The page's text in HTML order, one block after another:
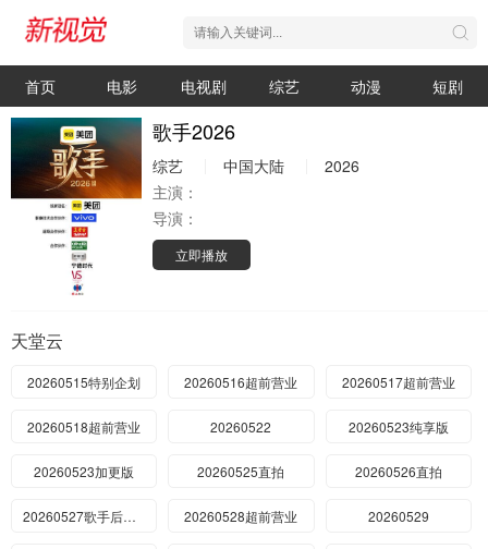
首页 电影 电视剧 综艺 动漫 短剧
歌手2026
综艺 中国大陆
2026
主演：
导演：
立即播放
天堂云
20260515特别企划 20260516超前营业 20260517超前营业
20260518超前营业 20260522 20260523纯享版
20260523加更版 20260525直拍 20260526直拍
20260527歌手后花园 20260528超前营业 20260529